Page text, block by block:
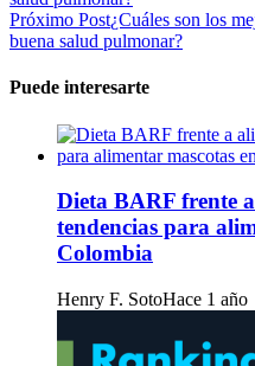
Próximo Post¿Cuáles son los
buena salud pulmonar?
Puede interesarte
Dieta BARF frente
tendencias para
Colombia
Henry F. SotoHace 1 año